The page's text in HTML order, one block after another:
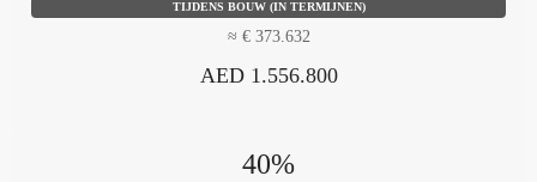
TIJDENS BOUW (IN TERMIJNEN)
≈ € 373.632
AED 1.556.800
40%